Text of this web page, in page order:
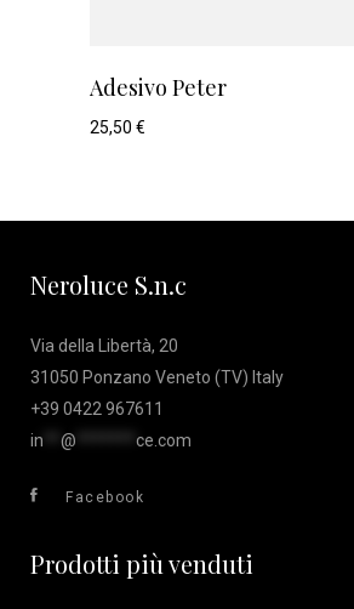
Adesivo Peter
25,50 €
Neroluce S.n.c
Via della Libertà, 20
31050 Ponzano Veneto (TV) Italy
+39 0422 967611
in
@ ce.com
Facebook
Prodotti più venduti